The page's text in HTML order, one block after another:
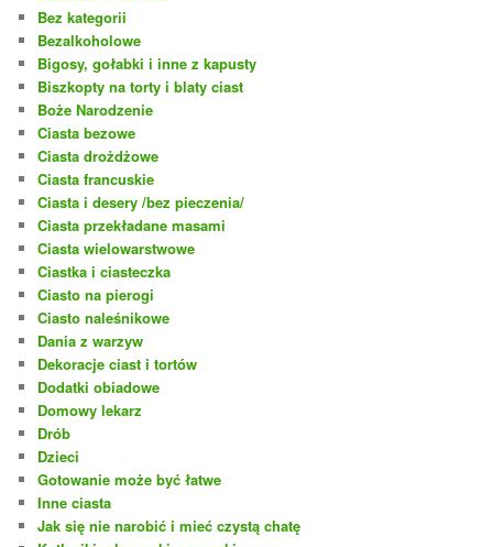
Bez kategorii
Bezalkoholowe
Bigosy, gołabki i inne z kapusty
Biszkopty na torty i blaty ciast
Boże Narodzenie
Ciasta bezowe
Ciasta drożdżowe
Ciasta francuskie
Ciasta i desery /bez pieczenia/
Ciasta przekładane masami
Ciasta wielowarstwowe
Ciastka i ciasteczka
Ciasto na pierogi
Ciasto naleśnikowe
Dania z warzyw
Dekoracje ciast i tortów
Dodatki obiadowe
Domowy lekarz
Drób
Dzieci
Gotowanie może być łatwe
Inne ciasta
Jak się nie narobić i mieć czystą chatę